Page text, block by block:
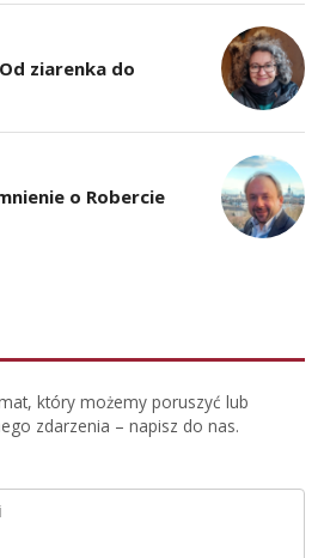
ziarenka do
o Robercie
który możemy poruszyć lub
zdarzenia – napisz do nas.